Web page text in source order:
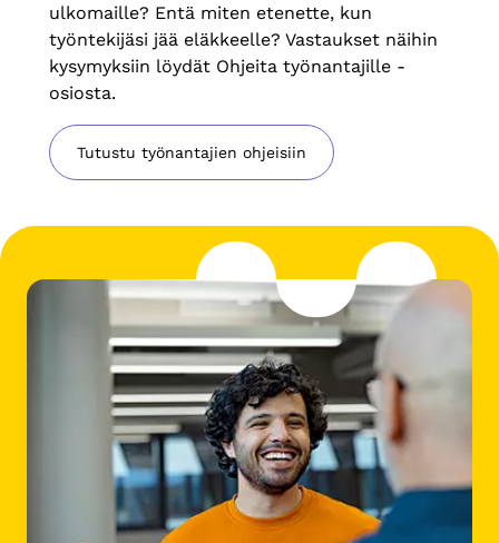
ulkomaille? Entä miten etenette, kun
työntekijäsi jää eläkkeelle? Vastaukset näihin
kysymyksiin löydät Ohjeita työnantajille -
osiosta.
Tutustu työnantajien ohjeisiin